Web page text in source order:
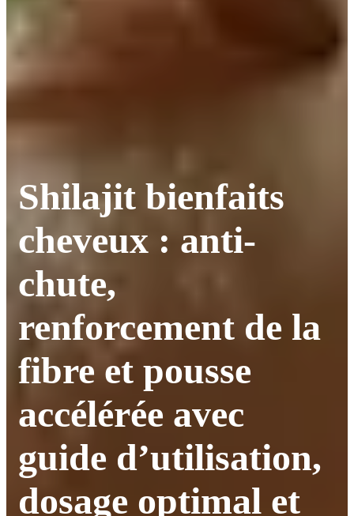
Shilajit bienfaits
cheveux : anti-
chute,
renforcement de la
fibre et pousse
accélérée avec
guide d’utilisation,
dosage optimal et